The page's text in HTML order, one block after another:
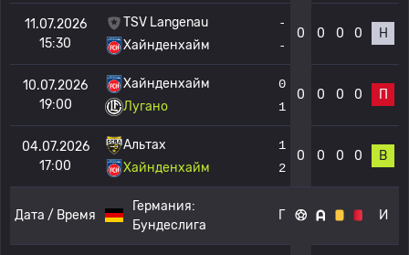
11.07.2026
15:30
TSV Langenau
Хайнденхайм
-
-
0 0 0 0 Н
10.07.2026
19:00
Хайнденхайм
Лугано
0
1
0 0 0 0 П
04.07.2026
17:00
Альтах
Хайнденхайм
1
2
0 0 0 0 В
Дата / Время
Германия:
Бундеслига
Г И